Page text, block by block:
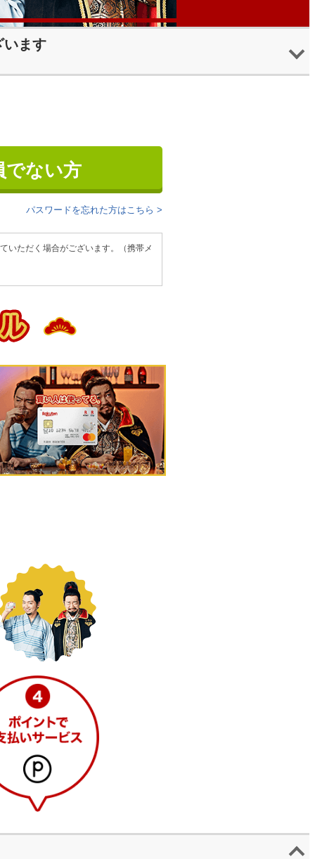
います
でない方
パスワードを忘れた方はこちら >
いただく場合がございます。（携帯メ